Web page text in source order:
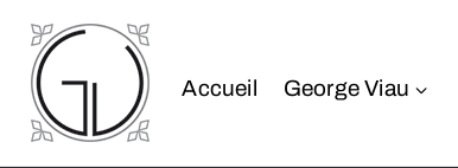
Accueil George Viau